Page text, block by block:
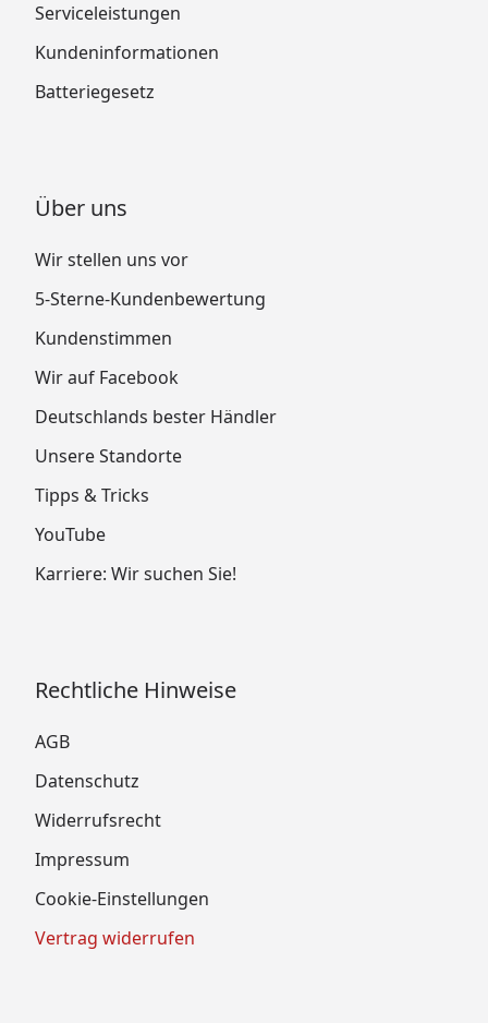
Serviceleistungen
Kundeninformationen
Batteriegesetz
Über uns
Wir stellen uns vor
5-Sterne-Kundenbewertung
Kundenstimmen
Wir auf Facebook
Deutschlands bester Händler
Unsere Standorte
Tipps & Tricks
YouTube
Karriere: Wir suchen Sie!
Rechtliche Hinweise
AGB
Datenschutz
Widerrufsrecht
Impressum
Cookie-Einstellungen
Vertrag widerrufen